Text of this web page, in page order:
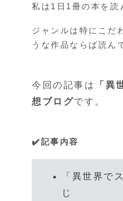
私は1日1冊の本を読
ジャンルは特にこだ
うな作品ならば読ん
今回の記事は
「異
想ブログです。
✔️記事内容
「異世界で
じ